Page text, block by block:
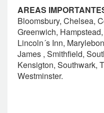
AREAS
Bloomsbury, Chelsea,
Greenwich,
Lincoln´s Inn,
James , Smithfield,
Kensigton, Southwark,
Westminster.